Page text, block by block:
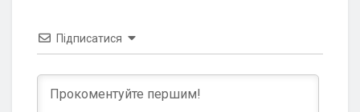
Підписатися